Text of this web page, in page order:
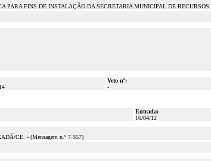
FINS DE INSTALAÇÃO DA SECRETARIA MUNICIPAL DE RECURSOS
Veto nº:
-
Entrada:
16/04/12
CE. - (Mensagem n.º 7.357)